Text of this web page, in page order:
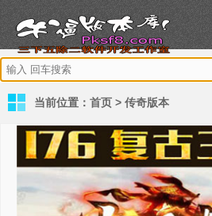
当前位置： 首页 > 传奇版本